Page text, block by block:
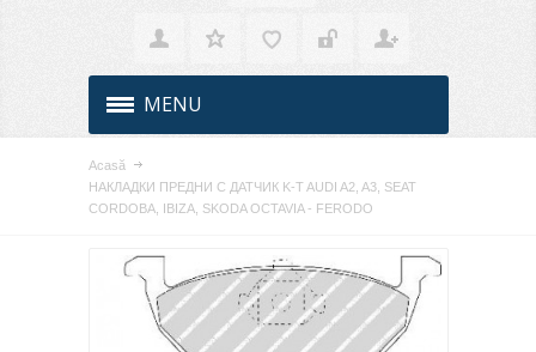
MENU
Acasă
НАКЛАДКИ ПРЕДНИ С ДАТЧИК K-T AUDI A2, A3, SEAT
CORDOBA, IBIZA, SKODA OCTAVIA - FERODO